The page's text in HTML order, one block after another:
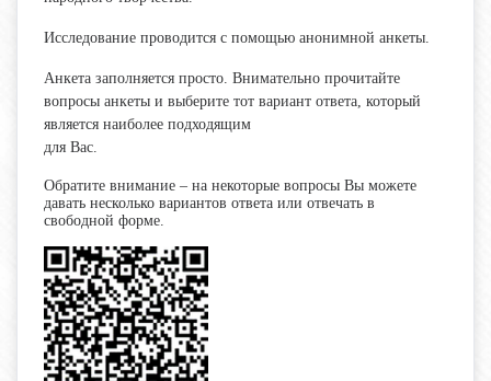
Исследование проводится с помощью анонимной анкеты.
Анкета заполняется просто. Внимательно прочитайте
вопросы анкеты и выберите тот вариант ответа, который
является наиболее подходящим
для Вас.
Обратите внимание – на некоторые вопросы Вы можете
давать несколько вариантов ответа или отвечать в
свободной форме.